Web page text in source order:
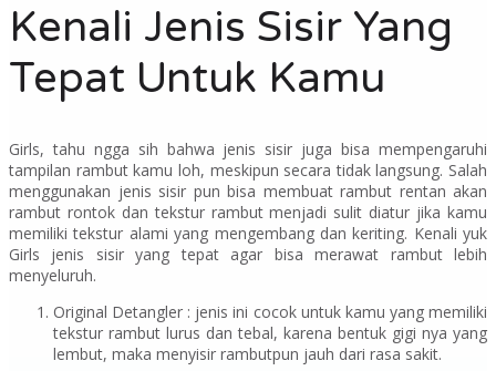
Kenali Jenis Sisir Yang
Tepat Untuk Kamu
Girls,tahu ngga sih bahwa jenis sisir juga bisa mempengaruhi
tampilan rambut kamu loh, meskipun secara tidak langsung. Salah
menggunakan jenis sisir pun bisa membuat rambut rentan akan
rambut rontok dan tekstur rambut menjadi sulit diatur jika kamu
memiliki tekstur alami yang mengembang dan keriting. Kenali yuk
Girls jenis sisir yang tepat agar bisa merawat rambut lebih
menyeluruh.
Original Detangler : jenis ini cocok untuk kamu yang memiliki
tekstur rambut lurus dan tebal, karena bentuk gigi nya yang
lembut, maka menyisir rambutpun jauh dari rasa sakit.